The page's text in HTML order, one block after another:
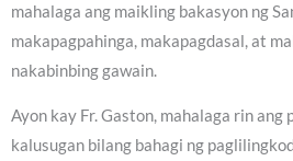
mahalaga ang maikling bakasyon ng
makapagpahinga, makapagdasal, at
nakabinbing gawain.
Ayon kay Fr. Gaston, mahalaga rin ang
kalusugan bilang bahagi ng